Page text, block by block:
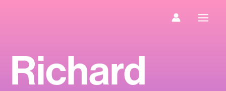
Richard